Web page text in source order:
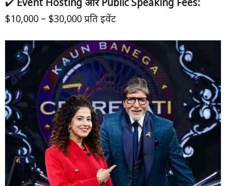
✔️ Event Hosting और Public Speaking Fees:
$10,000 – $30,000 प्रति इवेंट